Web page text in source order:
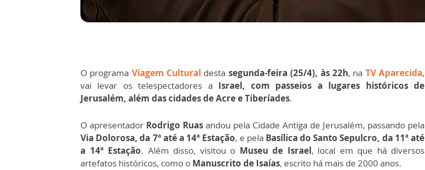
O programa Viagem Cultural desta segunda-feira (25/4), às 22h, na TV Aparecida,
vai levar os telespectadores a Israel, com passeios a lugares históricos de
Jerusalém, além das cidades de Acre e Tiberíades.
O apresentador Rodrigo Ruas andou pela Cidade Antiga de Jerusalém, passando pela
Via Dolorosa, da 7ª até a 14ª Estação, e pela Basílica do Santo Sepulcro, da 11ª até
a 14ª Estação. Além disso, visitou o Museu de Israel, local em que há diversos
artefatos históricos, como o Manuscrito de Isaías, escrito há mais de 2000 anos.